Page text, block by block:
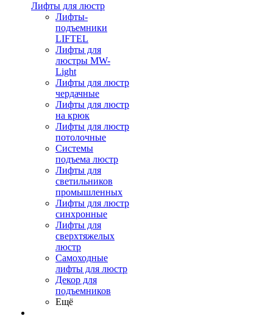
Лифты для люстр
Лифты-
подъемники
LIFTEL
Лифты для
люстры MW-
Light
Лифты для люстр
чердачные
Лифты для люстр
на крюк
Лифты для люстр
потолочные
Системы
подъема люстр
Лифты для
светильников
промышленных
Лифты для люстр
синхронные
Лифты для
сверхтяжелых
люстр
Самоходные
лифты для люстр
Декор для
подъемников
Ещё